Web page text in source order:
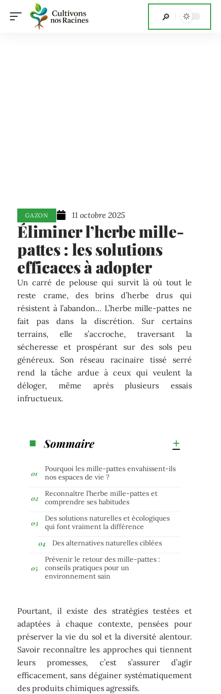
GAZON 11 octobre 2025
Éliminer l’herbe mille-
pattes : les solutions
efficaces à adopter
Un carré de pelouse qui survit là où tout le
reste crame, des brins d’herbe drus qui
résistent à l’abandon… L’herbe mille-pattes ne
fait pas dans la discrétion. Sur certains
terrains, elle s’accroche, traversant la
sécheresse et prospérant sur des sols peu
généreux. Son réseau racinaire tissé serré
rend la tâche ardue à ceux qui veulent la
déloger, même après plusieurs essais
infructueux.
Sommaire
Pourquoi les mille-pattes envahissent-ils
nos espaces de vie ?
Reconnaître l’herbe mille-pattes et
comprendre ses habitudes
Des solutions naturelles et écologiques
qui font vraiment la différence
Des alternatives naturelles ciblées
Prévenir le retour des mille-pattes :
conseils pratiques pour un
environnement sain
Pourtant, il existe des stratégies testées et
adaptées à chaque contexte, pensées pour
préserver la vie du sol et la diversité alentour.
Savoir reconnaître les approches qui tiennent
leurs promesses, c’est s’assurer d’agir
efficacement, sans dégainer systématiquement
des produits chimiques agressifs.